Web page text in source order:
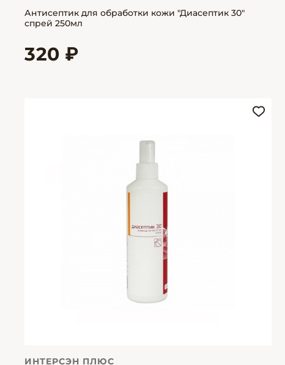
Антисептик для обработки кожи "Диасептик 30"
спрей 250мл
320 ₽
ИНТЕРСЭН ПЛЮС